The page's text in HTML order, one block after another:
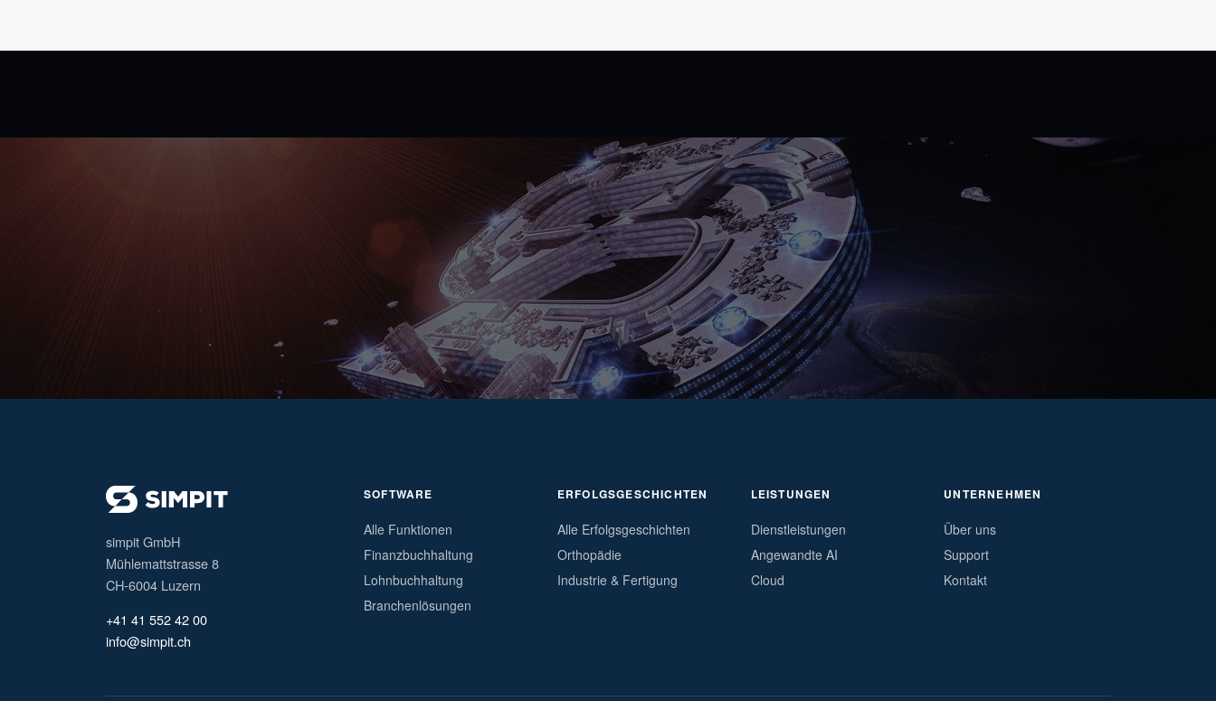
simpit GmbH
Mühlemattstrasse 8
CH-6004 Luzern
+41 41 552 42 00
info@simpit.ch
SOFTWARE
Alle Funktionen
Finanzbuchhaltung
Lohnbuchhaltung
Branchenlösungen
ERFOLGSGESCHICHTEN
Alle Erfolgsgeschichten
Orthopädie
Industrie & Fertigung
LEISTUNGEN
Dienstleistungen
Angewandte AI
Cloud
UNTERNEHMEN
Über uns
Support
Kontakt